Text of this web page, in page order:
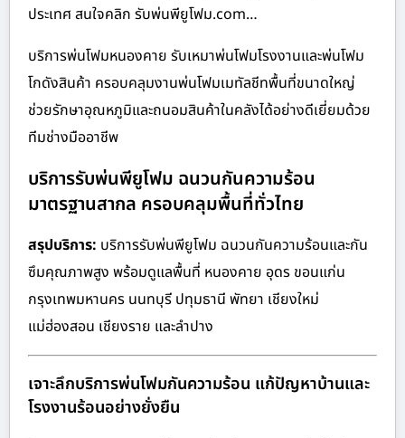
ประเทศ สนใจคลิก รับพ่นพียูโฟม.com…
บริการพ่นโฟมหนองคาย รับเหมาพ่นโฟมโรงงานและพ่นโฟม
โกดังสินค้า ครอบคลุมงานพ่นโฟมเมทัลชีทพื้นที่ขนาดใหญ่
ช่วยรักษาอุณหภูมิและถนอมสินค้าในคลังได้อย่างดีเยี่ยมด้วย
ทีมช่างมืออาชีพ
บริการรับพ่นพียูโฟม ฉนวนกันความร้อน
มาตรฐานสากล ครอบคลุมพื้นที่ทั่วไทย
สรุปบริการ: บริการรับพ่นพียูโฟม ฉนวนกันความร้อนและกัน
ซึมคุณภาพสูง พร้อมดูแลพื้นที่ หนองคาย อุดร ขอนแก่น
กรุงเทพมหานคร นนทบุรี ปทุมธานี พัทยา เชียงใหม่
แม่ฮ่องสอน เชียงราย และลำปาง
เจาะลึกบริการพ่นโฟมกันความร้อน แก้ปัญหาบ้านและ
โรงงานร้อนอย่างยั่งยืน